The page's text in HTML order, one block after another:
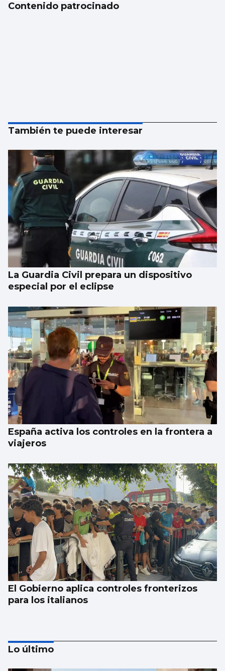
Contenido patrocinado
También te puede interesar
La Guardia Civil prepara un dispositivo
especial por el eclipse
España activa los controles en la frontera a
viajeros
El Gobierno aplica controles fronterizos
para los italianos
Lo último